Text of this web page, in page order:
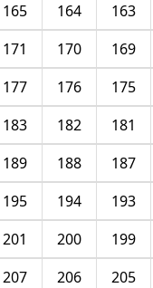
163
164
165
169
170
171
175
176
177
181
182
183
187
188
189
193
194
195
199
200
201
205
206
207